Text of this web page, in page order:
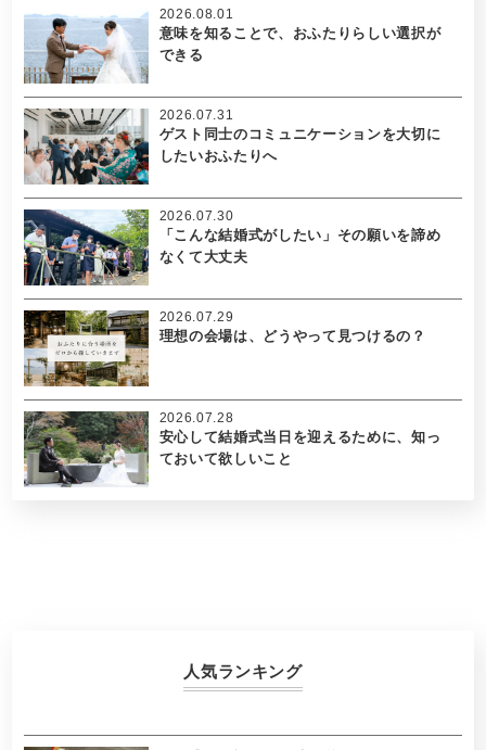
意味を知ることで、おふたりらしい選択が
できる
2026.08.01
ゲスト同士のコミュニケーションを大切に
したいおふたりへ
2026.07.31
「こんな結婚式がしたい」その願いを諦め
なくて大丈夫
2026.07.30
理想の会場は、どうやって見つけるの？
2026.07.29
安心して結婚式当日を迎えるために、知っ
ておいて欲しいこと
2026.07.28
人気ランキング